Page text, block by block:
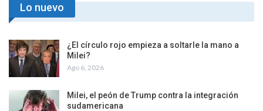
Lo nuevo
¿El círculo rojo empieza a soltarle la mano a
Milei?
Ago 6, 2026
Milei, el peón de Trump contra la integración
sudamericana